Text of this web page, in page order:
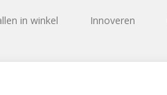
in winkel Innoveren